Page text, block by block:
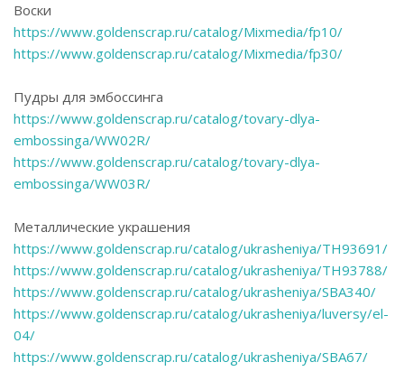
Воски
https://www.goldenscrap.ru/catalog/Mixmedia/fp10/
https://www.goldenscrap.ru/catalog/Mixmedia/fp30/
Пудры для эмбоссинга
https://www.goldenscrap.ru/catalog/tovary-dlya-
embossinga/WW02R/
https://www.goldenscrap.ru/catalog/tovary-dlya-
embossinga/WW03R/
Металлические украшения
https://www.goldenscrap.ru/catalog/ukrasheniya/TH93691/
https://www.goldenscrap.ru/catalog/ukrasheniya/TH93788/
https://www.goldenscrap.ru/catalog/ukrasheniya/SBA340/
https://www.goldenscrap.ru/catalog/ukrasheniya/luversy/el-
04/
https://www.goldenscrap.ru/catalog/ukrasheniya/SBA67/